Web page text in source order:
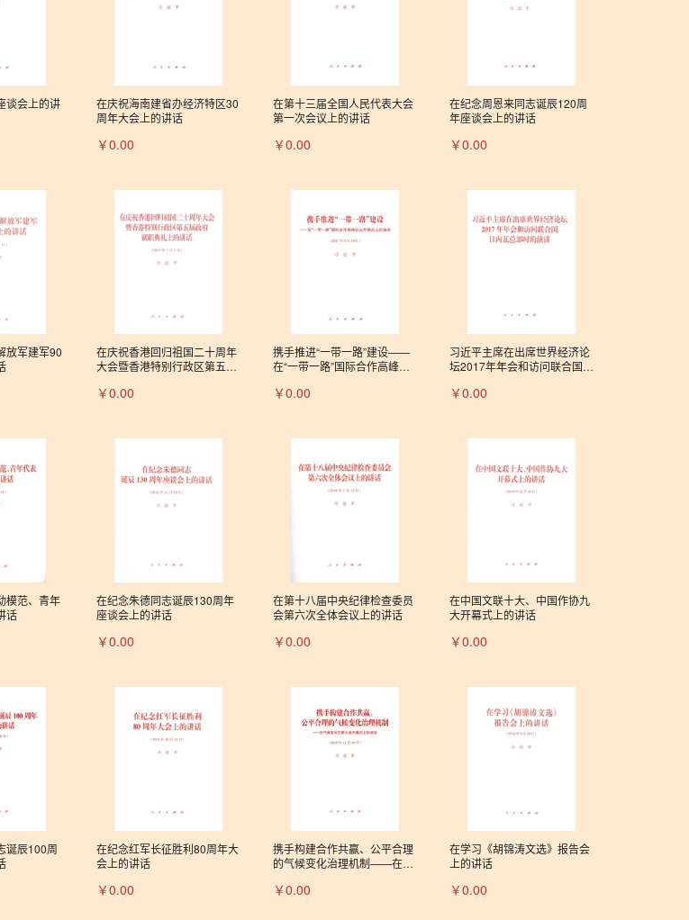
谈会上的讲
在庆祝海南建省办经济特区30
周年大会上的讲话
￥0.00
在第十三届全国人民代表大会
第一次会议上的讲话
￥0.00
在纪念周恩来同志诞辰120周
年座谈会上的讲话
￥0.00
放军建军90
在庆祝香港回归祖国二十周年
大会暨香港特别行政区第五届
￥0.00
携手推进“一带一路”建设——
在“一带一路”国际合作高峰论
￥0.00
习近平主席在出席世界经济论
坛2017年年会和访问联合国日
￥0.00
模范、青年
话
在纪念朱德同志诞辰130周年
座谈会上的讲话
￥0.00
在第十八届中央纪律检查委员
会第六次全体会议上的讲话
￥0.00
在中国文联十大、中国作协九
大开幕式上的讲话
￥0.00
诞辰100周
在纪念红军长征胜利80周年大
会上的讲话
￥0.00
携手构建合作共赢、公平合理
的气候变化治理机制——在气
话
￥0.00
在学习《胡锦涛文选》报告会
上的讲话
￥0.00